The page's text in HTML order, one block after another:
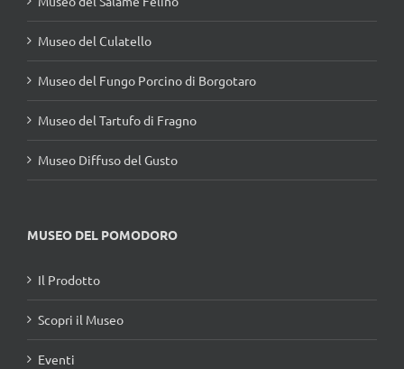
Museo del Culatello
Museo del Fungo Porcino di Borgotaro
Museo del Tartufo di Fragno
Museo Diffuso del Gusto
MUSEO DEL POMODORO
Il Prodotto
Scopri il Museo
Eventi